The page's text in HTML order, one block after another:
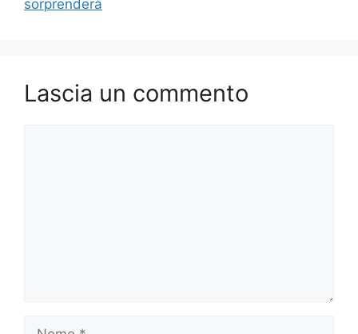
sorprenderà
Lascia un commento
Nome